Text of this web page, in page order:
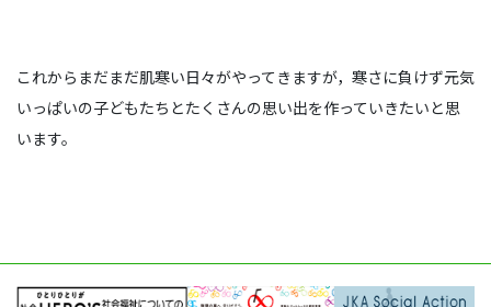
これからまだまだ肌寒い日々がやってきますが，寒さに負けず元気
いっぱいの子どもたちとたくさんの思い出を作っていきたいと思
います。